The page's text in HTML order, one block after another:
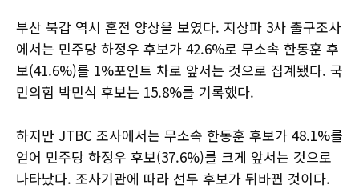
부산 북갑 역시 혼전 양상을 보였다. 지상파 3사 출구조사
에서는 민주당 하정우 후보가 42.6%로 무소속 한동훈 후
보(41.6%)를 1%포인트 차로 앞서는 것으로 집계됐다. 국
민의힘 박민식 후보는 15.8%를 기록했다.
하지만 JTBC 조사에서는 무소속 한동훈 후보가 48.1%를
얻어 민주당 하정우 후보(37.6%)를 크게 앞서는 것으로
나타났다. 조사기관에 따라 선두 후보가 뒤바뀐 것이다.